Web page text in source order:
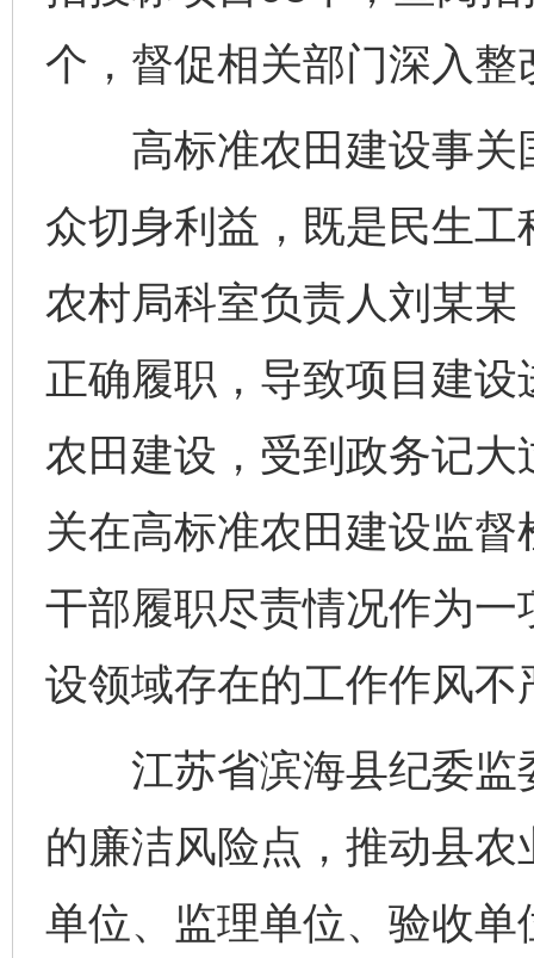
个，督促相关部门深入整
高标准农田建设事关
众切身利益，既是民生工
农村局科室负责人刘某
正确履职，导致项目建
农田建设，受到政务记
关在高标准农田建设监
干部履职尽责情况作为
设领域存在的工作作风不
江苏省滨海县纪委监
的廉洁风险点，推动县
单位、监理单位、验收